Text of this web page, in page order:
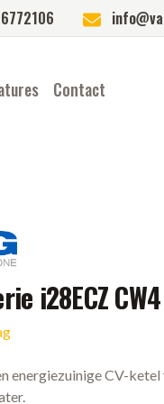
Contact
i28ECZ CW4
energiezuinige CV-